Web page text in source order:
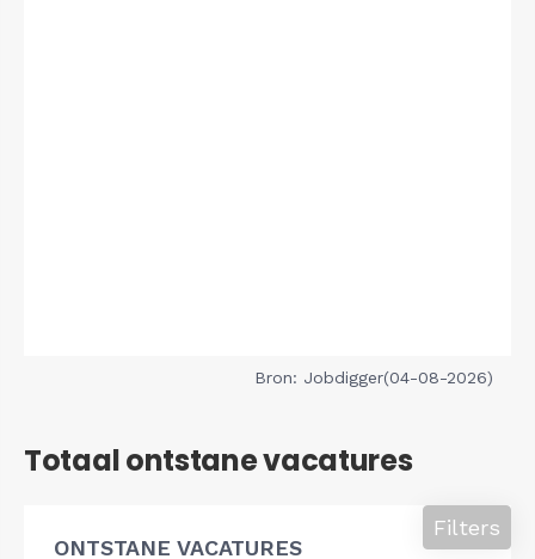
Bron: Jobdigger(04-08-2026)
Totaal ontstane vacatures
ONTSTANE VACATURES
Filters